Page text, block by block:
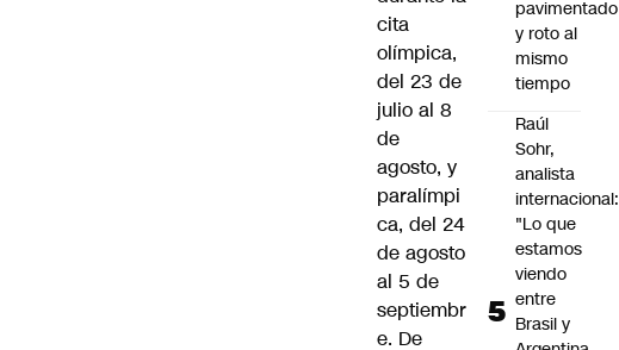
cita
olímpica,
del 23 de
julio al 8
de
agosto, y
paralímpi
ca, del 24
de agosto
al 5 de
septiembr
e. De
pavimentado
y roto al
mismo
tiempo
Raúl
Sohr,
analista
internacional:
"Lo que
estamos
viendo
entre
Brasil y